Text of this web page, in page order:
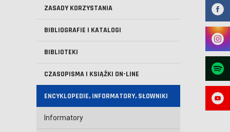
ZASADY KORZYSTANIA
BIBLIOGRAFIE I KATALOGI
BIBLIOTEKI
CZASOPISMA I KSIĄŻKI ON-LINE
ENCYKLOPEDIE, INFORMATORY, SŁOWNIKI
Informatory